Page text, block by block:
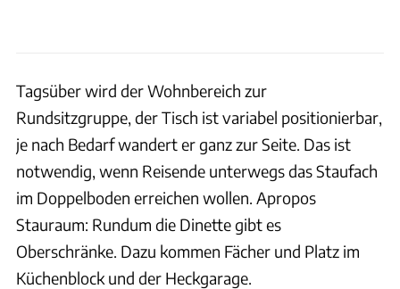
Tagsüber wird der Wohnbereich zur
Rundsitzgruppe, der Tisch ist variabel positionierbar,
je nach Bedarf wandert er ganz zur Seite. Das ist
notwendig, wenn Reisende unterwegs das Staufach
im Doppelboden erreichen wollen. Apropos
Stauraum: Rundum die Dinette gibt es
Oberschränke. Dazu kommen Fächer und Platz im
Küchenblock und der Heckgarage.